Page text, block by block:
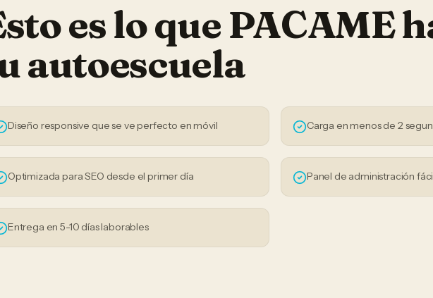
es lo que PACAME
autoescuela
Diseño responsive que se ve perfecto en móvil Carga en menos de 2
Optimizada para SEO desde el primer día Panel de administración
Entrega en 5-10 días laborables